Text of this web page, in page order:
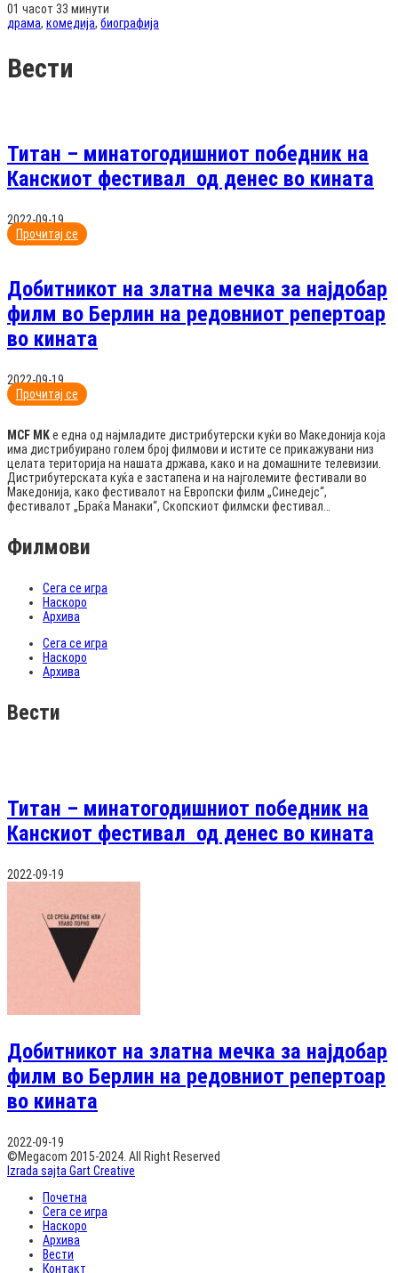
01 часот 33 минути
драма, комедија, биографија
Вести
Титан – минатогодишниот победник на
Канскиот фестивал од денес во кината
2022-09-19
Прочитај се
Добитникот на златна мечка за најдобар
филм во Берлин на редовниот репертоар
во кината
2022-09-19
Прочитај се
MCF MKе една од најмладите дистрибутерски куќи во Македонија која
има дистрибуирано голем број филмови и истите се прикажувани низ
целата територија на нашата држава, како и на домашните телевизии.
Дистрибутерската куќа е застапена и на најголемите фестивали во
Македонија, како фестивалот на Европски филм „Синедејс“,
фестивалот „Браќа Манаки“, Скопскиот филмски фестивал…
Филмови
Сега се игра
Наскоро
Архива
Сега се игра
Наскоро
Архива
Вести
Титан – минатогодишниот победник на
Канскиот фестивал од денес во кината
2022-09-19
Добитникот на златна мечка за најдобар
филм во Берлин на редовниот репертоар
во кината
2022-09-19
©Megacom 2015-2024. All Right Reserved
Izrada sajta Gart Creative
Почетна
Сега се игра
Наскоро
Архива
Вести
Контакт